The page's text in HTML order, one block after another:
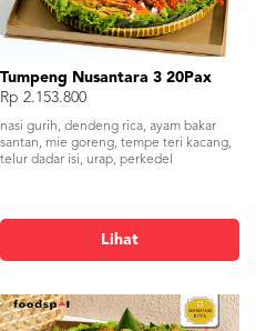
Tumpeng Nusantara 3 20Pax
Rp 2.153.800
nasi gurih, dendeng rica, ayam bakar
santan, mie goreng, tempe teri kacang,
telur dadar isi, urap, perkedel
Lihat